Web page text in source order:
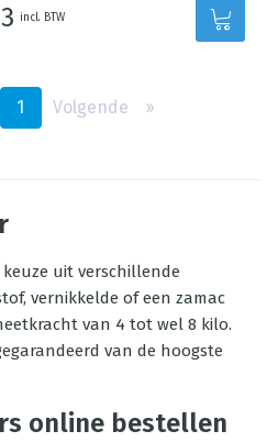
incl. BTW
1 Volgende ››
uit verschillende
vernikkelde of een zamac
van 4 tot wel 8 kilo.
van de hoogste
online bestellen